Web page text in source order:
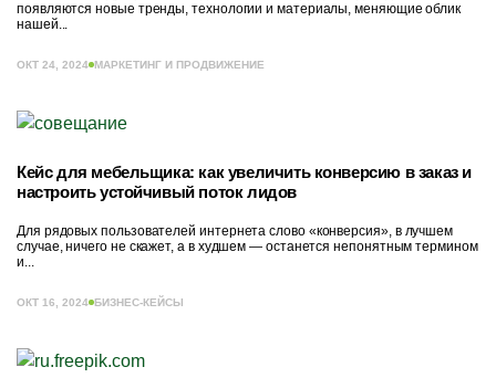
появляются новые тренды, технологии и материалы, меняющие облик
нашей...
ОКТ 24, 2024 МАРКЕТИНГ И ПРОДВИЖЕНИЕ
Кейс для мебельщика: как увеличить конверсию в заказ и
настроить устойчивый поток лидов
Для рядовых пользователей интернета слово «конверсия», в лучшем
случае, ничего не скажет, а в худшем — останется непонятным термином
и...
ОКТ 16, 2024 БИЗНЕС-КЕЙСЫ